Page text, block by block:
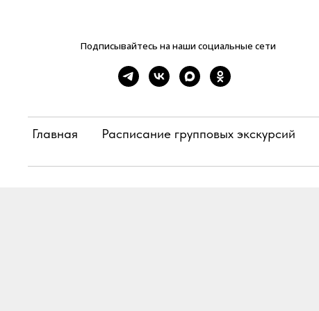
Подписывайтесь на наши социальные сети
Главная Расписание групповых экскурсий